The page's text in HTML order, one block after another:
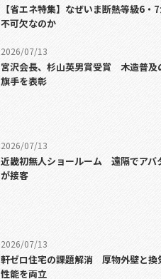
【省エネ特集】なぜいま断熱等級6・
不可欠なのか
2026/07/13
宮沢会長、杉山英男賞受賞 木造普及
旗手を表彰
2026/07/13
近畿初無人ショールーム 遠隔でアバ
が接客
2026/07/13
軒ゼロ住宅の課題解消 厚物外壁と換
性能を両立